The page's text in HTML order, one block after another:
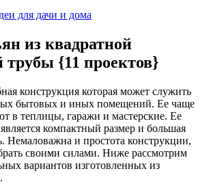
для дачи и дома
из квадратной
{11 проектов}
конструкция которая может служить
бытовых и иных помещений. Ее чаще
в теплицы, гаражи и мастерские. Ее
компактный размер и большая
Немаловажна и простота конструкции,
своими силами. Ниже рассмотрим
вариантов изготовленных из